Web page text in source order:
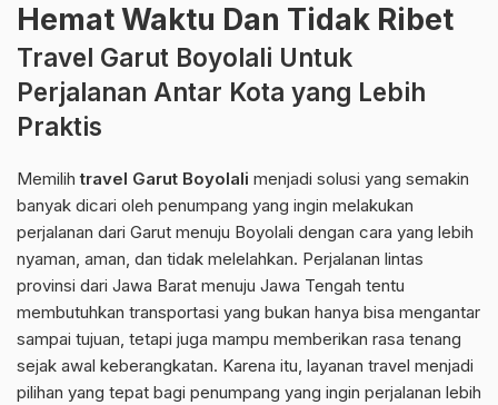
Hemat Waktu Dan Tidak Ribet
Travel Garut Boyolali Untuk
Perjalanan Antar Kota yang Lebih
Praktis
Memilihtravel Garut Boyolali menjadi solusi yang semakin
banyak dicari oleh penumpang yang ingin melakukan
perjalanan dari Garut menuju Boyolali dengan cara yang lebih
nyaman, aman, dan tidak melelahkan. Perjalanan lintas
provinsi dari Jawa Barat menuju Jawa Tengah tentu
membutuhkan transportasi yang bukan hanya bisa mengantar
sampai tujuan, tetapi juga mampu memberikan rasa tenang
sejak awal keberangkatan. Karena itu, layanan travel menjadi
pilihan yang tepat bagi penumpang yang ingin perjalanan lebih